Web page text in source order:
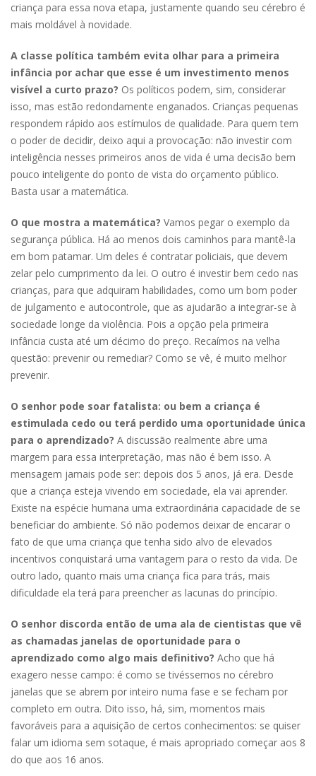
criança para essa nova etapa, justamente quando seu cérebro é
mais moldável à novidade.
A classe política também evita olhar para a primeira
infância por achar que esse é um investimento menos
visível a curto prazo? Os políticos podem, sim, considerar
isso, mas estão redondamente enganados. Crianças pequenas
respondem rápido aos estímulos de qualidade. Para quem tem
o poder de decidir, deixo aqui a provocação: não investir com
inteligência nesses primeiros anos de vida é uma decisão bem
pouco inteligente do ponto de vista do orçamento público.
Basta usar a matemática.
O que mostra a matemática? Vamos pegar o exemplo da
segurança pública. Há ao menos dois caminhos para mantê-la
em bom patamar. Um deles é contratar policiais, que devem
zelar pelo cumprimento da lei. O outro é investir bem cedo nas
crianças, para que adquiram habilidades, como um bom poder
de julgamento e autocontrole, que as ajudarão a integrar-se à
sociedade longe da violência. Pois a opção pela primeira
infância custa até um décimo do preço. Recaímos na velha
questão: prevenir ou remediar? Como se vê, é muito melhor
prevenir.
O senhor pode soar fatalista: ou bem a criança é
estimulada cedo ou terá perdido uma oportunidade única
para o aprendizado? A discussão realmente abre uma
margem para essa interpretação, mas não é bem isso. A
mensagem jamais pode ser: depois dos 5 anos, já era. Desde
que a criança esteja vivendo em sociedade, ela vai aprender.
Existe na espécie humana uma extraordinária capacidade de se
beneficiar do ambiente. Só não podemos deixar de encarar o
fato de que uma criança que tenha sido alvo de elevados
incentivos conquistará uma vantagem para o resto da vida. De
outro lado, quanto mais uma criança fica para trás, mais
dificuldade ela terá para preencher as lacunas do princípio.
O senhor discorda então de uma ala de cientistas que vê
as chamadas janelas de oportunidade para o
aprendizado como algo mais definitivo? Acho que há
exagero nesse campo: é como se tivéssemos no cérebro
janelas que se abrem por inteiro numa fase e se fecham por
completo em outra. Dito isso, há, sim, momentos mais
favoráveis para a aquisição de certos conhecimentos: se quiser
falar um idioma sem sotaque, é mais apropriado começar aos 8
do que aos 16 anos.